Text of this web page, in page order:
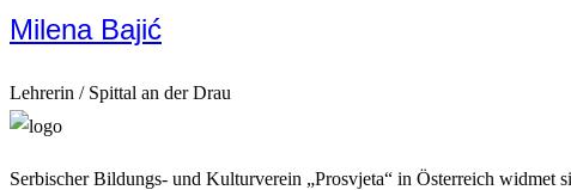
Milena Bajić
Lehrerin / Spittal an der Drau
Serbischer Bildungs- und Kulturverein „Prosvjeta“ in Österreich widmet